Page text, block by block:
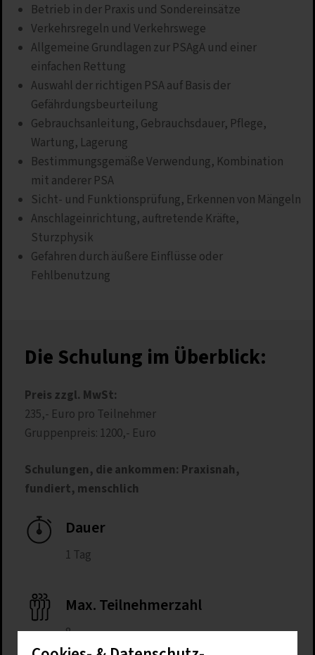
Betrieb in der Praxis und Sondereinsätze
Verkehrsregeln und Verkehrswege
Allgemeine Grundlagen zur PSAgA und einer
einfachen Rettung
Auswahl der richtigen PSA auf Basis der
Gefährdungsbeurteilung
Gebrauchsanleitung, Gebrauchsdauer, Pflege,
Wartung, Lagerung
Bestimmungsgemäße Verwendung, Kombination
mit anderer PSA
Sicht- und Funktionsprüfung, Erkennen von Mängeln
Anschlageinrichtung, auftretende Kräfte,
Sturzphysik
Gefahren durch äußere Einflüsse oder
Fehlbenutzung
Die Schulung im Überblick:
Preis zzgl. MwSt:
235,- Euro pro Teilnehmer
Gruppenpreis: 1200,- Euro
Schulungen, die ankommen: Praxisnah,
fundiert, menschlich
Dauer
1 Tag
Max. Teilnehmerzahl
8